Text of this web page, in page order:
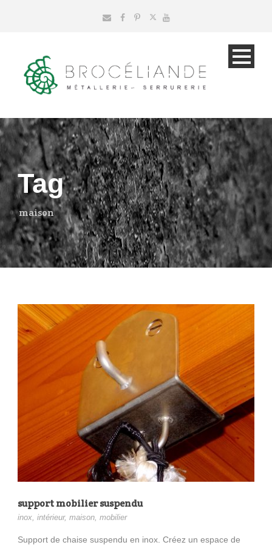
Tag
maison
support mobilier suspendu
inox, intérieur, maison, mobilier
Support de chaise suspendu en inox. Créez un espace de